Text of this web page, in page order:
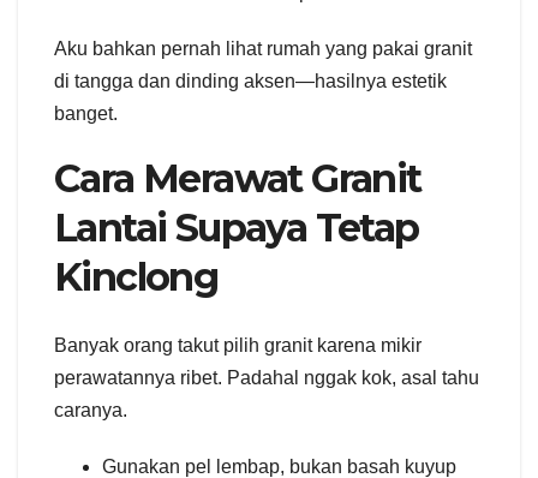
Aku bahkan pernah lihat rumah yang pakai granit
di tangga dan dinding aksen—hasilnya estetik
banget.
Cara Merawat Granit
Lantai Supaya Tetap
Kinclong
Banyak orang takut pilih granit karena mikir
perawatannya ribet. Padahal nggak kok, asal tahu
caranya.
Gunakan pel lembap, bukan basah kuyup